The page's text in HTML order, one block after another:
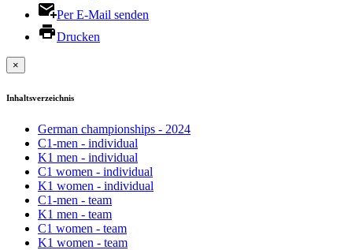
Per E-Mail senden
Drucken
×
Inhaltsverzeichnis
German championships - 2024
C1-men - individual
K1 men - individual
C1 women - individual
K1 women - individual
C1-men - team
K1 men - team
C1 women - team
K1 women - team